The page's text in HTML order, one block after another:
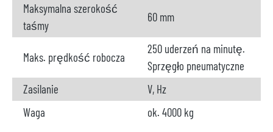
Maksymalna szerokość
taśmy
60 mm
Maks. prędkość robocza
250 uderzeń na minutę.
Sprzęgło pneumatyczne
Zasilanie
V, Hz
Waga
ok. 4000 kg